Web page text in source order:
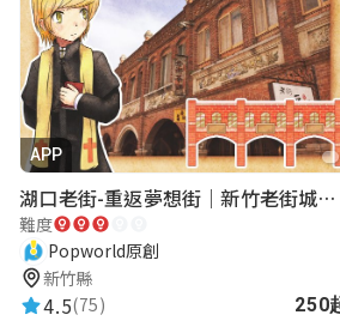
的上班族很不友善，動腦部分很適合
APP
湖口老街-重返夢想街｜新竹老街城市解謎
難度
Popworld原創
新竹縣
4.5(75) 250